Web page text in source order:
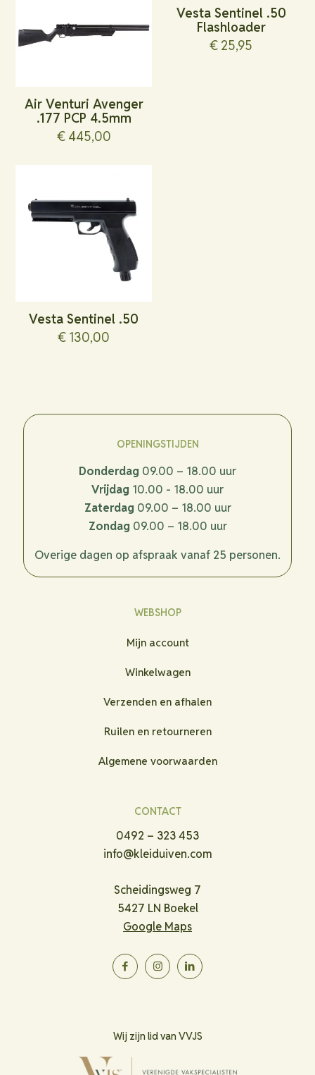
Air Venturi Avenger
.177 PCP 4.5mm
€445,00
Vesta Sentinel .50
Flashloader
€ 25,95
Vesta Sentinel .50
€ 130,00
OPENINGSTIJDEN
Donderdag 09.00 – 18.00 uur
Vrijdag 10.00 - 18.00 uur
Zaterdag 09.00 – 18.00 uur
Zondag 09.00 – 18.00 uur
Overige dagen op afspraak vanaf 25 personen.
WEBSHOP
Mijn account
Winkelwagen
Verzenden en afhalen
Ruilen en retourneren
Algemene voorwaarden
CONTACT
0492 – 323 453
info@kleiduiven.com
Scheidingsweg 7
5427 LN Boekel
Google Maps
Wij zijn lid van VVJS